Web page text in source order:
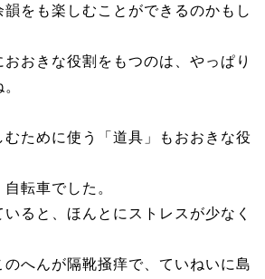
をも楽しむことができるのかもし
おきな役割をもつのは、やっぱり
ために使う「道具」もおおきな役
転車でした。
ると、ほんとにストレスが少なく
へんが隔靴掻痒で、ていねいに島